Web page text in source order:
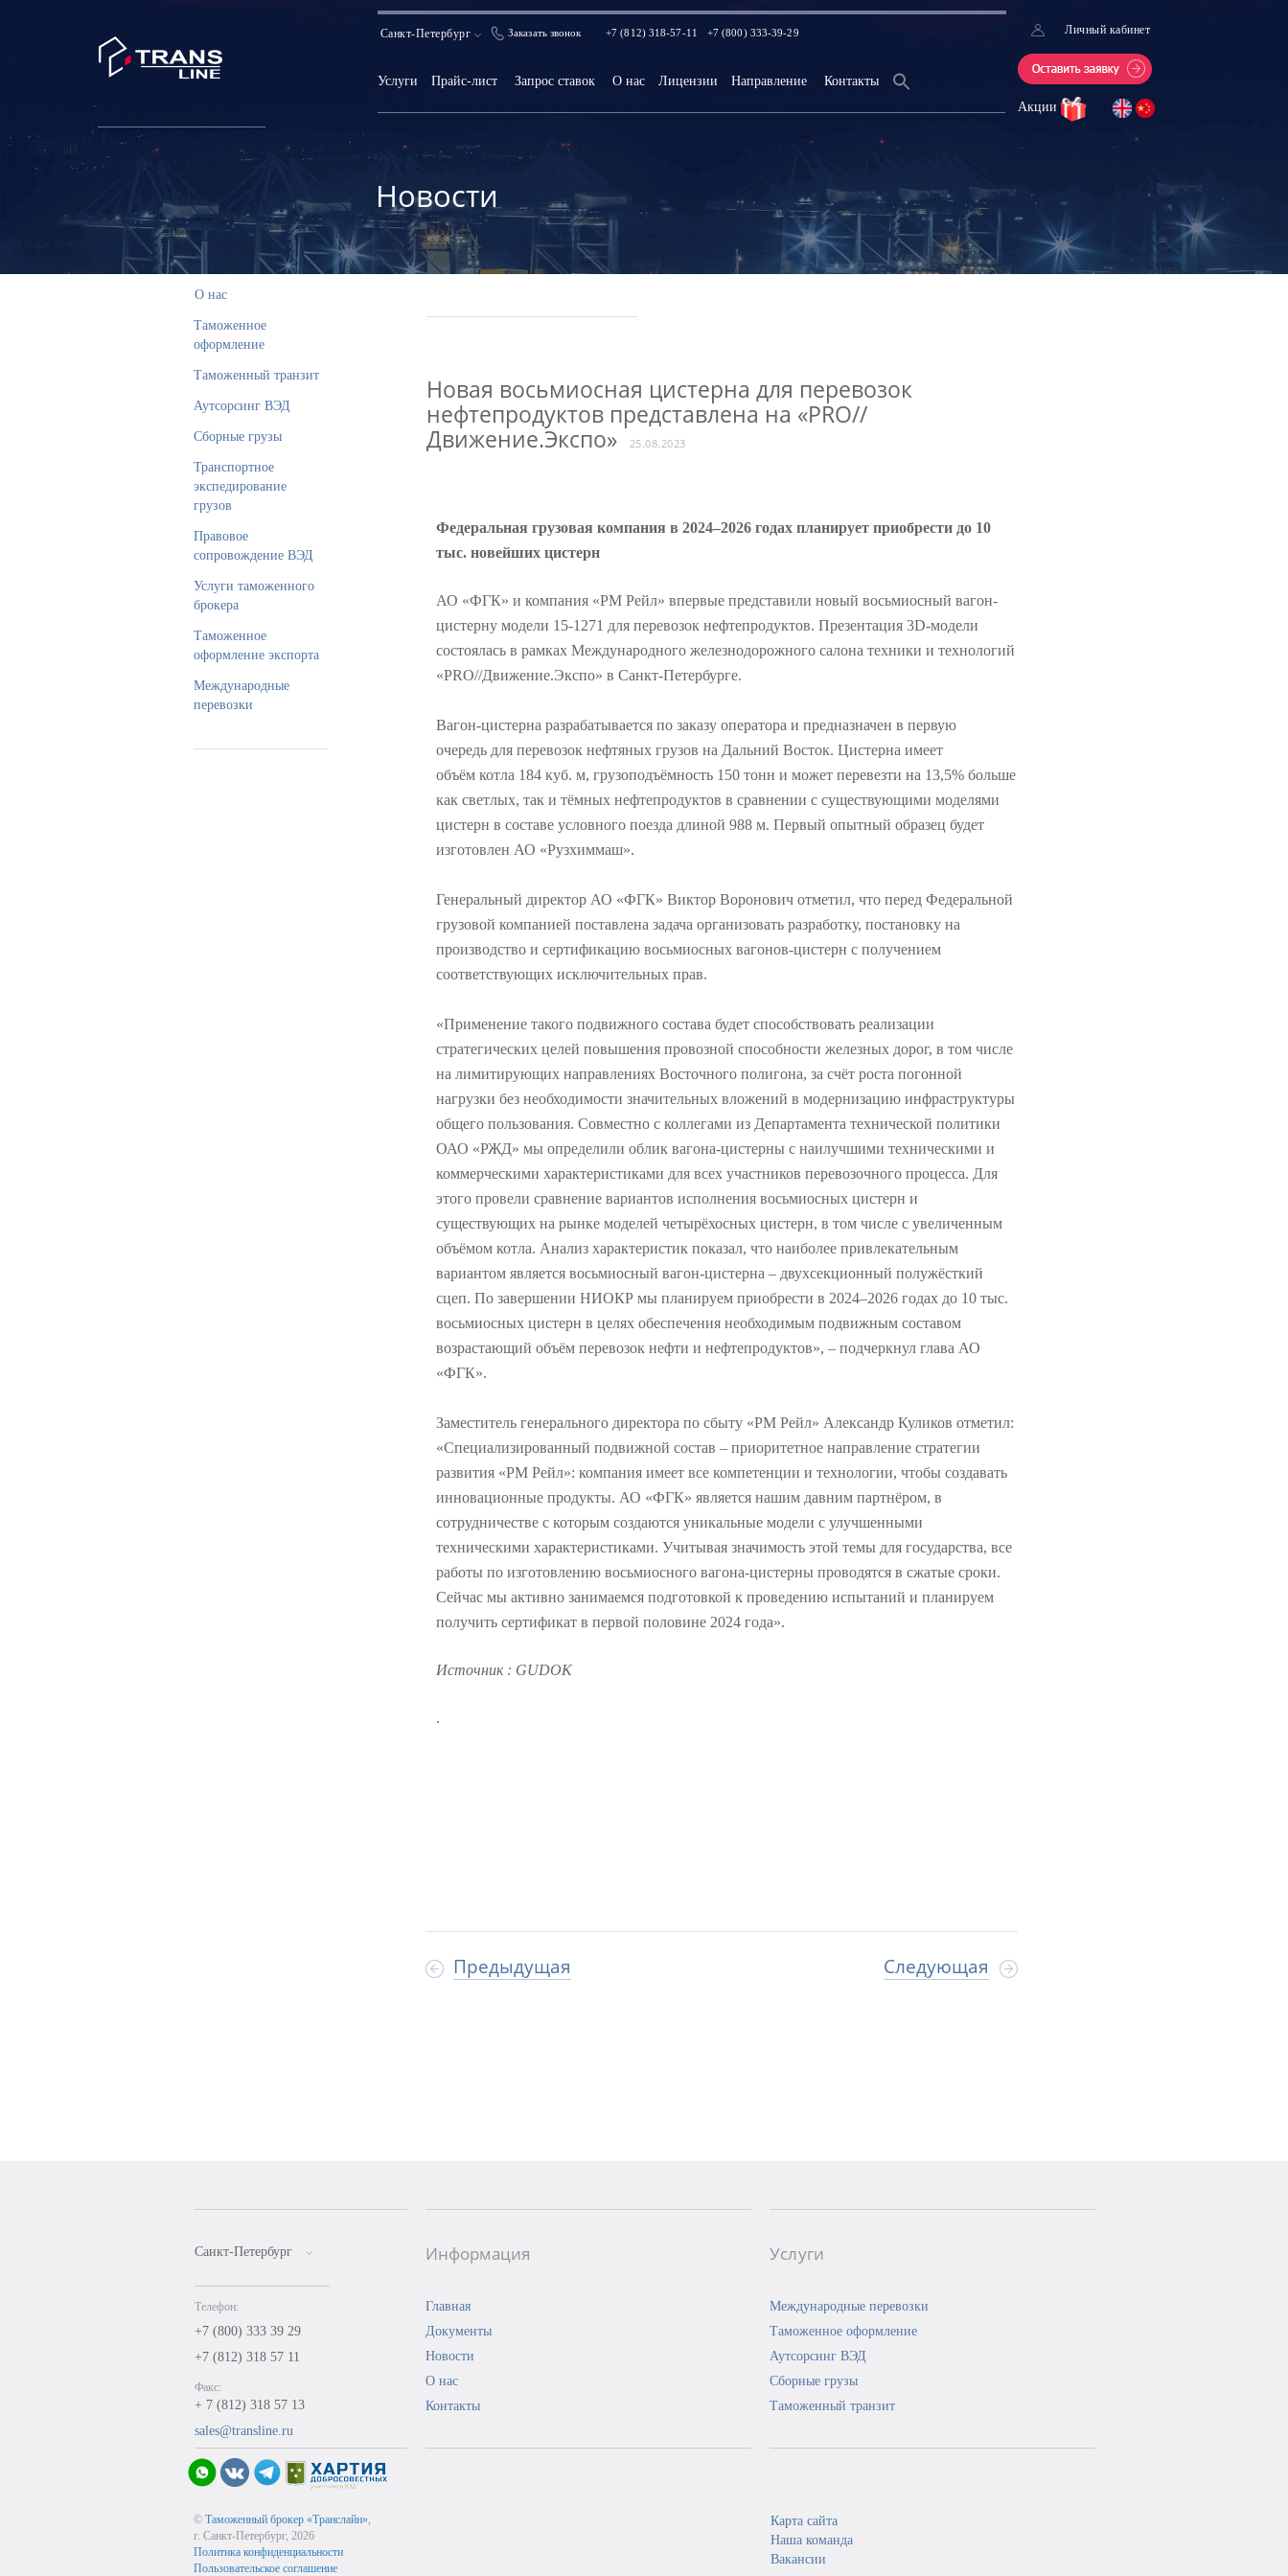
Санкт-Петербург Заказать звонок +7 (812) 318-57-11 +7 (800) 333-39-29
Услуги Прайс-лист Запрос ставок О нас Лицензии Направление Контакты
Личный кабинет
Акции
Новости
О нас
Таможенное
оформление
Таможенный транзит
Аутсорсинг ВЭД
Сборные грузы
Транспортное
экспедирование
грузов
Правовое
сопровождение ВЭД
Услуги таможенного
брокера
Таможенное
оформление экспорта
Международные
перевозки
Новая восьмиосная цистерна для перевозок
нефтепродуктов представлена на «PRO//
Движение.Экспо»
25.08.2023
Федеральная грузовая компания в 2024–2026 годах планирует приобрести до 10
тыс. новейших цистерн
АО «ФГК» и компания «РМ Рейл» впервые представили новый восьмиосный вагон-
цистерну модели 15-1271 для перевозок нефтепродуктов. Презентация 3D-модели
состоялась в рамках Международного железнодорожного салона техники и технологий
«PRO//Движение.Экспо» в Санкт-Петербурге.
Вагон-цистерна разрабатывается по заказу оператора и предназначен в первую
очередь для перевозок нефтяных грузов на Дальний Восток. Цистерна имеет
объём котла 184 куб. м, грузоподъёмность 150 тонн и может перевезти на 13,5% больше
как светлых, так и тёмных нефтепродуктов в сравнении с существующими моделями
цистерн в составе условного поезда длиной 988 м. Первый опытный образец будет
изготовлен АО «Рузхиммаш».
Генеральный директор АО «ФГК» Виктор Воронович отметил, что перед Федеральной
грузовой компанией поставлена задача организовать разработку, постановку на
производство и сертификацию восьмиосных вагонов-цистерн с получением
соответствующих исключительных прав.
«Применение такого подвижного состава будет способствовать реализации
стратегических целей повышения провозной способности железных дорог, в том числе
на лимитирующих направлениях Восточного полигона, за счёт роста погонной
нагрузки без необходимости значительных вложений в модернизацию инфраструктуры
общего пользования. Совместно с коллегами из Департамента технической политики
ОАО «РЖД» мы определили облик вагона-цистерны с наилучшими техническими и
коммерческими характеристиками для всех участников перевозочного процесса. Для
этого провели сравнение вариантов исполнения восьмиосных цистерн и
существующих на рынке моделей четырёхосных цистерн, в том числе с увеличенным
объёмом котла. Анализ характеристик показал, что наиболее привлекательным
вариантом является восьмиосный вагон-цистерна – двухсекционный полужёсткий
сцеп. По завершении НИОКР мы планируем приобрести в 2024–2026 годах до 10 тыс.
восьмиосных цистерн в целях обеспечения необходимым подвижным составом
возрастающий объём перевозок нефти и нефтепродуктов», – подчеркнул глава АО
«ФГК».
Заместитель генерального директора по сбыту «РМ Рейл» Александр Куликов отметил:
«Специализированный подвижной состав – приоритетное направление стратегии
развития «РМ Рейл»: компания имеет все компетенции и технологии, чтобы создавать
инновационные продукты. АО «ФГК» является нашим давним партнёром, в
сотрудничестве с которым создаются уникальные модели с улучшенными
техническими характеристиками. Учитывая значимость этой темы для государства, все
работы по изготовлению восьмиосного вагона-цистерны проводятся в сжатые сроки.
Сейчас мы активно занимаемся подготовкой к проведению испытаний и планируем
получить сертификат в первой половине 2024 года».
Источник : GUDOK
.
Предыдущая Следующая
Санкт-Петербург
Телефон:
+7 (800) 333 39 29
+7 (812) 318 57 11
Факс:
+ 7 (812) 318 57 13
sales@transline.ru
Информация
Главная
Документы
Новости
О нас
Контакты
Услуги
Международные перевозки
Таможенное оформление
Аутсорсинг ВЭД
Сборные грузы
Таможенный транзит
© Таможенный брокер «Транслайн»,
г. Санкт-Петербург, 2026
Политика конфиденциальности
Пользовательское соглашение
Карта сайта
Наша команда
Вакансии